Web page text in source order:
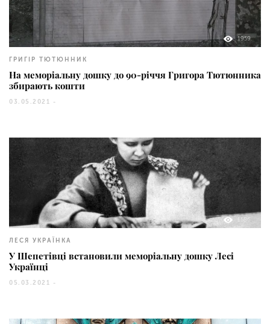
1959
ГРИГІР ТЮТЮННИК
На меморіальну дошку до 90-річчя Григора Тютюнника
збирають кошти
03.05.2021 -
1586
ЛЕСЯ УКРАЇНКА
У Шепетівці встановили меморіальну дошку Лесі
Українці
05.03.2021 -